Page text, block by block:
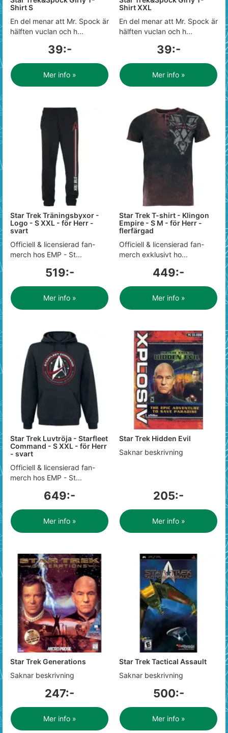
Shirt S
En del menar att Mr. Spock är
hälften vuclan och h...
39:-
Mer info »
Shirt XXL
En del menar att Mr. Spock är
hälften vuclan och h...
39:-
Mer info »
Star Trek Träningsbyxor -
Logo - S XXL - för Herr -
svart
Officiell & licensierad fan-
merch hos EMP - St...
519:-
Mer info »
Star Trek T-shirt - Klingon
Empire - S M - för Herr -
flerfärgad
Officiell & licensierad fan-
merch exklusivt ho...
449:-
Mer info »
Star Trek Luvtröja - Starfleet
Command - S XXL - för Herr
- svart
Officiell & licensierad fan-
merch hos EMP - St...
649:-
Mer info »
Star Trek Hidden Evil
Saknar beskrivning
205:-
Mer info »
Star Trek Generations
Saknar beskrivning
247:-
Mer info »
Star Trek Tactical Assault
Saknar beskrivning
500:-
Mer info »